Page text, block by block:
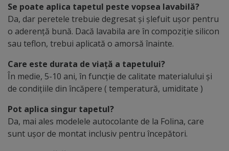
Se poate aplica tapetul peste vopsea lavabilă?
Da, dar peretele trebuie degresat și șlefuit ușor pentru
o aderență bună. Dacă lavabila are în compoziție silicon
sau teflon, trebui aplicată o amorsă înainte.
Care este durata de viață a tapetului?
În medie, 5-10 ani, în funcție de calitate materialului și
de condițiile din încăpere ( temperatură, umiditate )
Pot aplica singur tapetul?
Da, mai ales modelele autocolante de la Folina, care
sunt ușor de montat inclusiv pentru începători.